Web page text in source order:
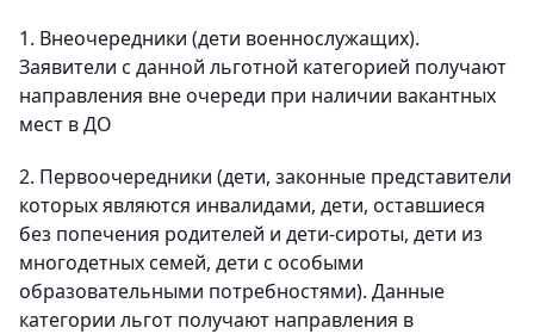
1. Внеочередники (дети военнослужащих).
Заявители с данной льготной категорией получают
направления вне очереди при наличии вакантных
мест в ДО
2. Первоочередники (дети, законные представители
которых являются инвалидами, дети, оставшиеся
без попечения родителей и дети-сироты, дети из
многодетных семей, дети с особыми
образовательными потребностями). Данные
категории льгот получают направления в